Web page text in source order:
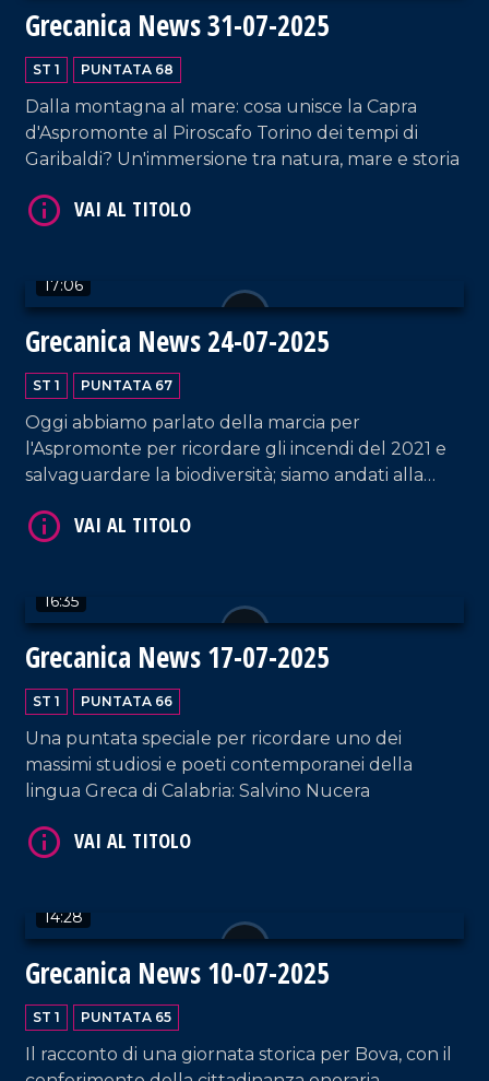
Grecanica News 31-07-2025
ST 1 PUNTATA 68
Dalla montagna al mare: cosa unisce la Capra
d'Aspromonte al Piroscafo Torino dei tempi di
Garibaldi? Un'immersione tra natura, mare e storia
17:06
Grecanica News 24-07-2025
ST 1 PUNTATA 67
Oggi abbiamo parlato della marcia per
l'Aspromonte per ricordare gli incendi del 2021 e
salvaguardare la biodiversità; siamo andati alla
unico che potrebbe vivere di turismo tutto l'anno;
16:35
Grecanica News 17-07-2025
ST 1 PUNTATA 66
Una puntata speciale per ricordare uno dei
massimi studiosi e poeti contemporanei della
lingua Greca di Calabria: Salvino Nucera
VAI AL TITOLO
14:28
Grecanica News 10-07-2025
ST 1 PUNTATA 65
Il racconto di una giornata storica per Bova, con il
VAI AL TITOLO
VAI AL TITOLO
VAI AL TITOLO